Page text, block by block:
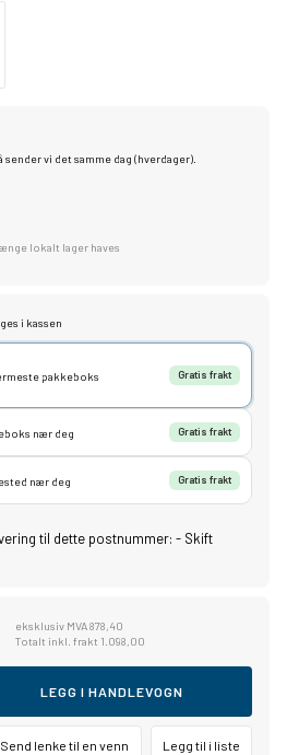
vi det samme dag (hverdager).
lokalt lager haves
i kassen
pakkeboks Gratis frakt
nær deg Gratis frakt
nær deg Gratis frakt
til dette postnummer: - Skift
eksklusiv MVA 878,40
Totalt inkl. frakt 1.098,00
LEGG I HANDLEVOGN
Send lenke til en venn Legg til i liste